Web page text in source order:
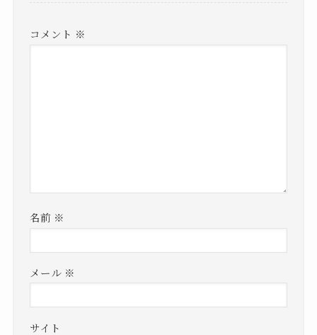
コメント ※
名前 ※
メール ※
サイト